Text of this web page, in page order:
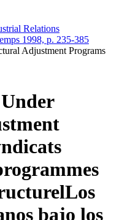
Relations
1998, p. 235-385
Adjustment Programs
Los
bajo los